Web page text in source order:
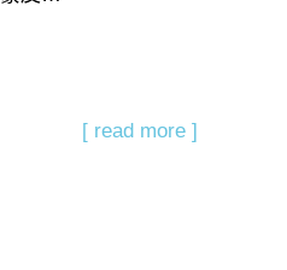
[ read more ]